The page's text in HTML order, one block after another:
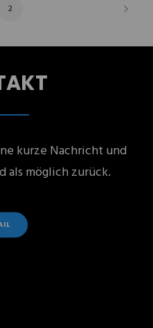
2
kurze Nachricht und
als möglich zurück.